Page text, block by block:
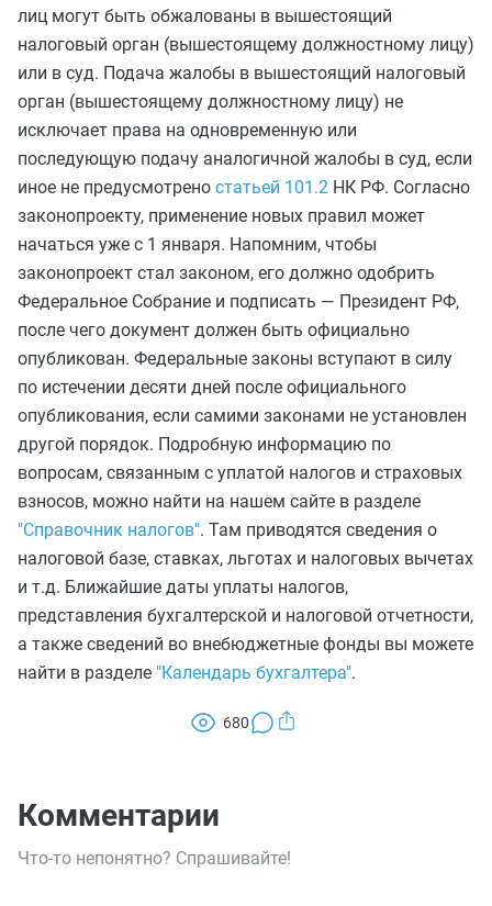
лиц могут быть обжалованы в вышестоящий
налоговый орган (вышестоящему должностному лицу)
или в суд. Подача жалобы в вышестоящий налоговый
орган (вышестоящему должностному лицу) не
исключает права на одновременную или
последующую подачу аналогичной жалобы в суд, если
иное не предусмотрено статьей 101.2 НК РФ. Согласно
законопроекту, применение новых правил может
начаться уже с 1 января. Напомним, чтобы
законопроект стал законом, его должно одобрить
Федеральное Собрание и подписать — Президент РФ,
после чего документ должен быть официально
опубликован. Федеральные законы вступают в силу
по истечении десяти дней после официального
опубликования, если самими законами не установлен
другой порядок. Подробную информацию по
вопросам, связанным с уплатой налогов и страховых
взносов, можно найти на нашем сайте в разделе
"Справочник налогов". Там приводятся сведения о
налоговой базе, ставках, льготах и налоговых вычетах
и т.д. Ближайшие даты уплаты налогов,
представления бухгалтерской и налоговой отчетности,
а также сведений во внебюджетные фонды вы можете
найти в разделе "Календарь бухгалтера".
680
Комментарии
Что-то непонятно? Спрашивайте!